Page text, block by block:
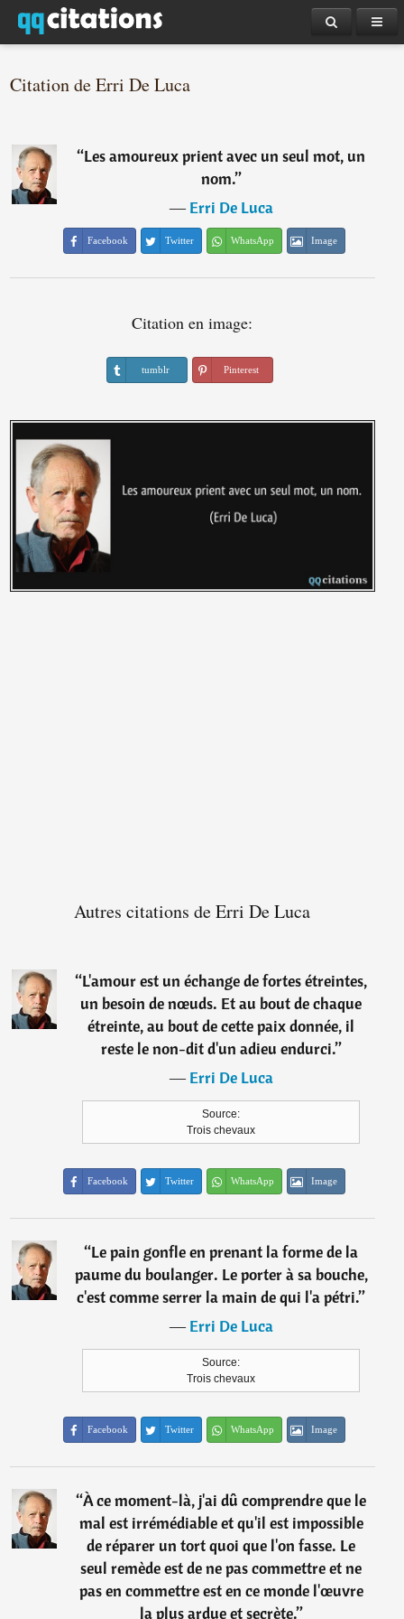
Citation de Erri De Luca
“Les amoureux prient avec un seul mot, un
nom.”
―Erri De Luca
Facebook Twitter WhatsApp Image
Citation en image:
tumblr Pinterest
Autres citations de Erri De Luca
“L'amour est un échange de fortes étreintes,
un besoin de nœuds. Et au bout de chaque
étreinte, au bout de cette paix donnée, il
reste le non-dit d'un adieu endurci.”
―Erri De Luca
Source:
Trois chevaux
Facebook Twitter WhatsApp Image
“Le pain gonfle en prenant la forme de la
paume du boulanger. Le porter à sa bouche,
c'est comme serrer la main de qui l'a pétri.”
―Erri De Luca
Source:
Trois chevaux
Facebook Twitter WhatsApp Image
“À ce moment-là, j'ai dû comprendre que le
mal est irrémédiable et qu'il est impossible
de réparer un tort quoi que l'on fasse. Le
seul remède est de ne pas commettre et ne
pas en commettre est en ce monde l'œuvre
la plus ardue et secrète.”